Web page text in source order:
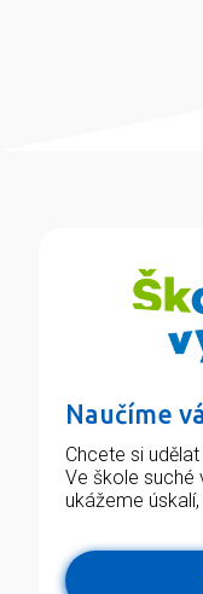
Naučíme
Chcete si
Ve škole suché
ukážeme